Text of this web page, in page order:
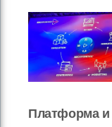
Платформа